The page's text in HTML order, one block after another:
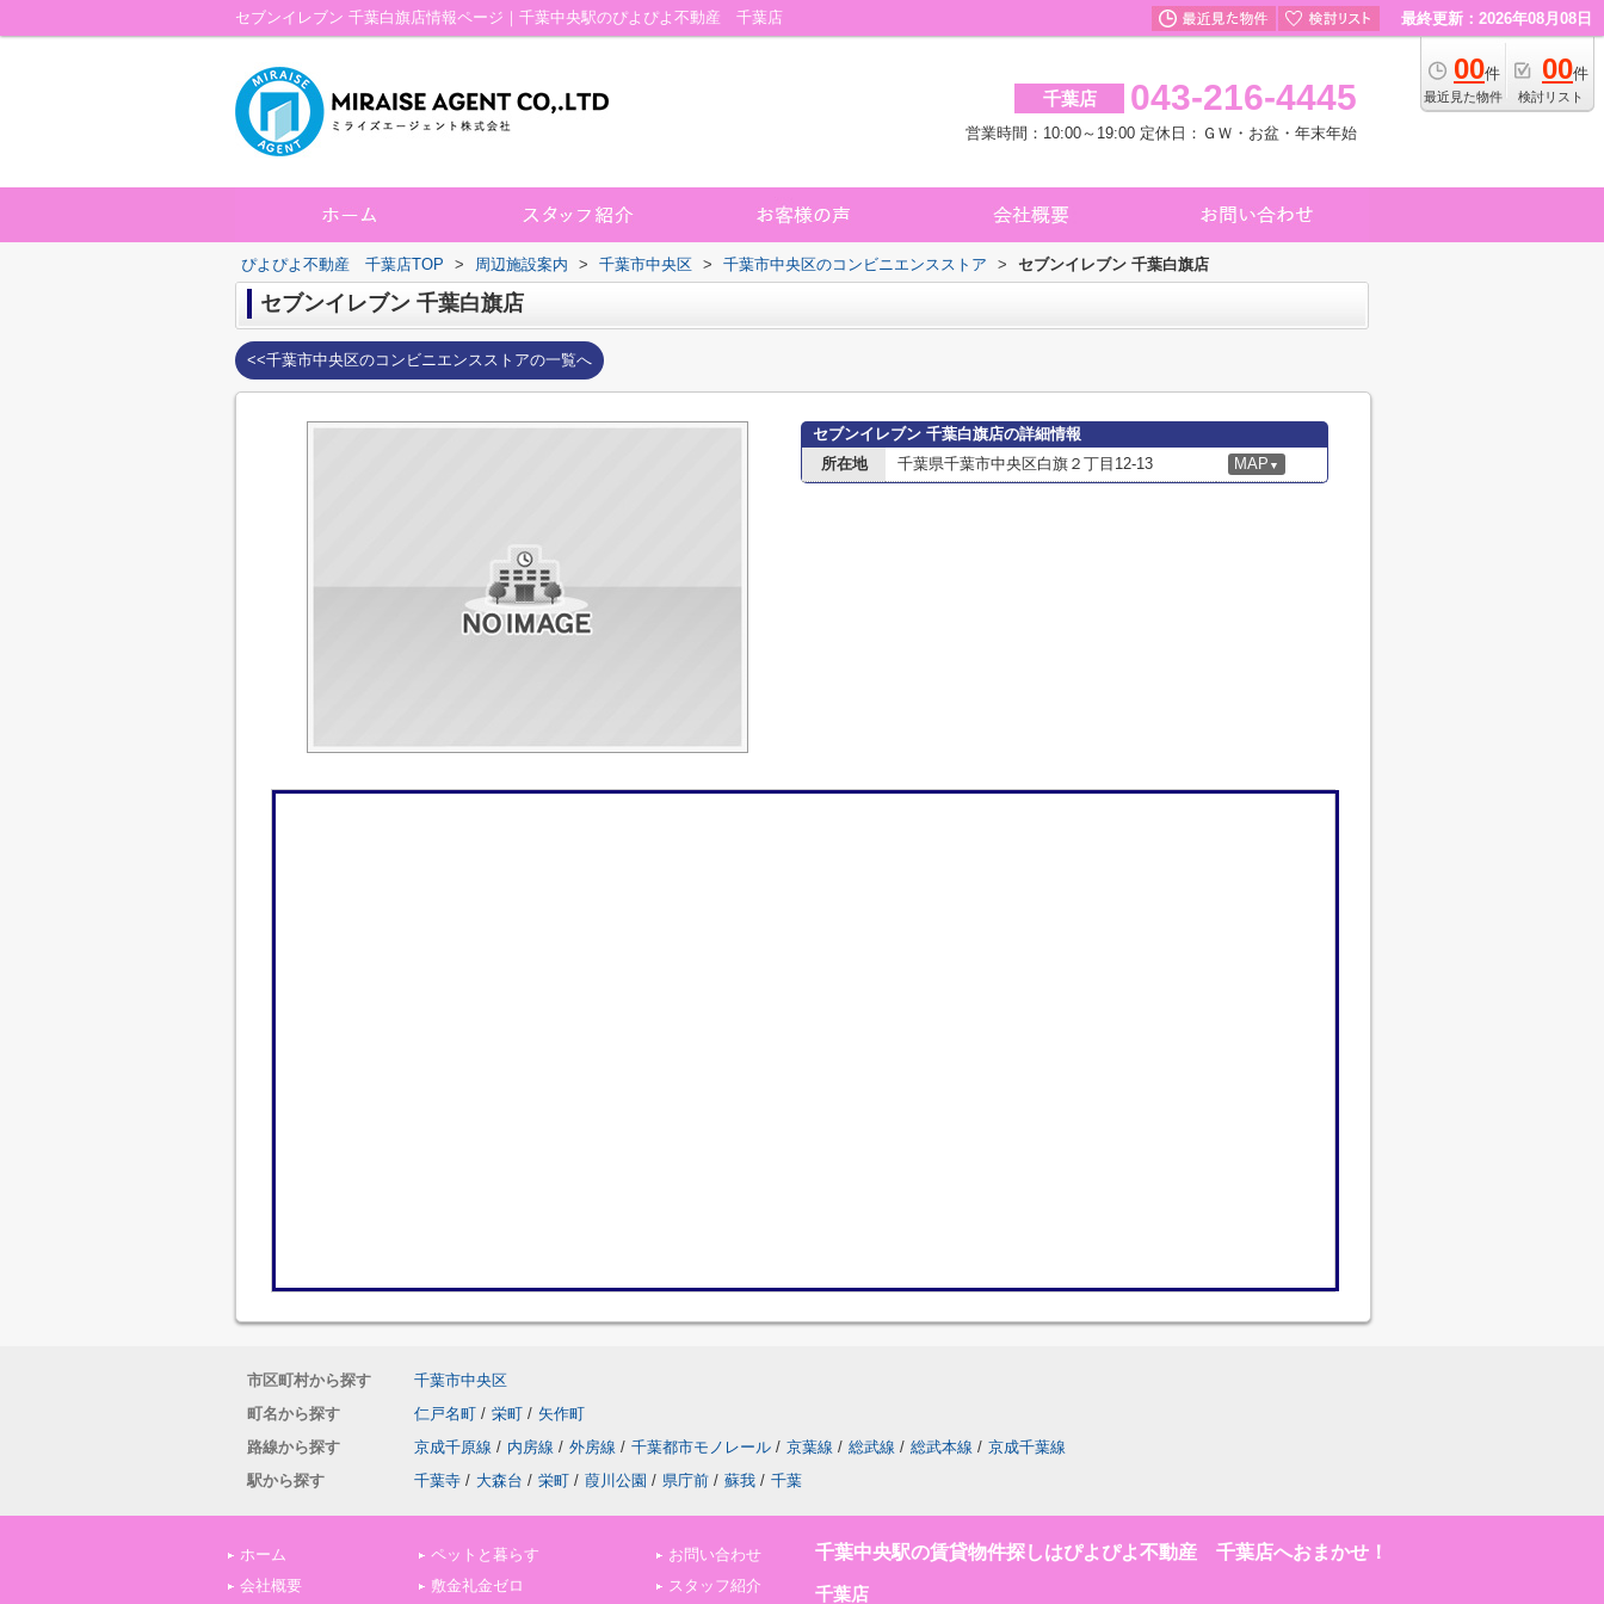
セブンイレブン 千葉白旗店情報ページ｜千葉中央駅のぴよぴよ不動産 千葉店 最終更新：2026年08月08日
00件
最近見た物件
00件
検討リスト
千葉店 043-216-4445
営業時間：10:00～19:00 定休日：ＧＷ・お盆・年末年始
ぴよぴよ不動産 千葉店TOP > 周辺施設案内 > 千葉市中央区 > 千葉市中央区のコンビニエンスストア > セブンイレブン 千葉白旗店
セブンイレブン 千葉白旗店
<<千葉市中央区のコンビニエンスストアの一覧へ
セブンイレブン 千葉白旗店の詳細情報
所在地
千葉県千葉市中央区白旗２丁目12-13 MAP ▼
市区町村から探す
千葉市中央区
町名から探す
仁戸名町 / 栄町 / 矢作町
路線から探す
京成千原線 / 内房線 / 外房線 / 千葉都市モノレール / 京葉線 / 総武線 / 総武本線 / 京成千葉線
駅から探す
千葉寺 / 大森台 / 栄町 / 葭川公園 / 県庁前 / 蘇我 / 千葉
ホーム
会社概要
ペットと暮らす
敷金礼金ゼロ
お問い合わせ
スタッフ紹介
千葉中央駅の賃貸物件探しはぴよぴよ不動産 千葉店へおまかせ！
千葉店